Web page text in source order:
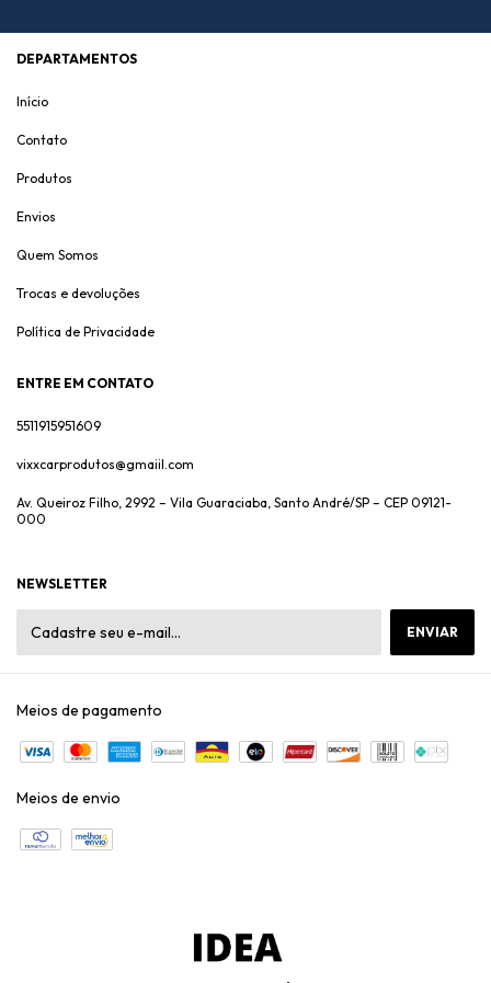
DEPARTAMENTOS
Início
Contato
Produtos
Envios
Quem Somos
Trocas e devoluções
Política de Privacidade
ENTRE EM CONTATO
5511915951609
vixxcarprodutos@gmaiil.com
Av. Queiroz Filho, 2992 – Vila Guaraciaba, Santo André/SP – CEP 09121-
000
NEWSLETTER
Meios de pagamento
Meios de envio